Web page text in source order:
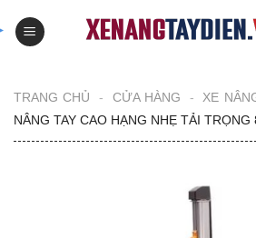
to
TRANG CHỦ - CỬA HÀNG - XE
NÂNG TAY CAO HẠNG NHẸ TẢI TRỌNG